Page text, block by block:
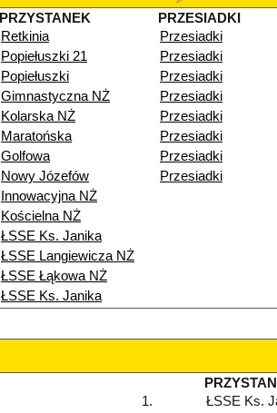
PRZYSTANEK
PRZESIADKI
Retkinia
Przesiadki
Popiełuszki 21
Przesiadki
Popiełuszki
Przesiadki
Gimnastyczna NŻ
Przesiadki
Kolarska NŻ
Przesiadki
Maratońska
Przesiadki
Golfowa
Przesiadki
Nowy Józefów
Przesiadki
Innowacyjna NŻ
Kościelna NŻ
ŁSSE Ks. Janika
ŁSSE Langiewicza NŻ
ŁSSE Łąkowa NŻ
ŁSSE Ks. Janika
1.
ŁSSE Ks.